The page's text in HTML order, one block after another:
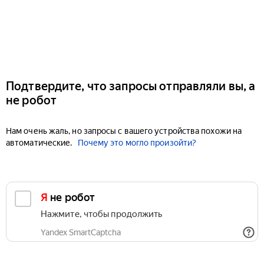
Подтвердите, что запросы отправляли вы, а
не робот
Нам очень жаль, но запросы с вашего устройства похожи на
автоматические.
Почему это могло произойти?
Я не робот
Нажмите, чтобы продолжить
Yandex SmartCaptcha